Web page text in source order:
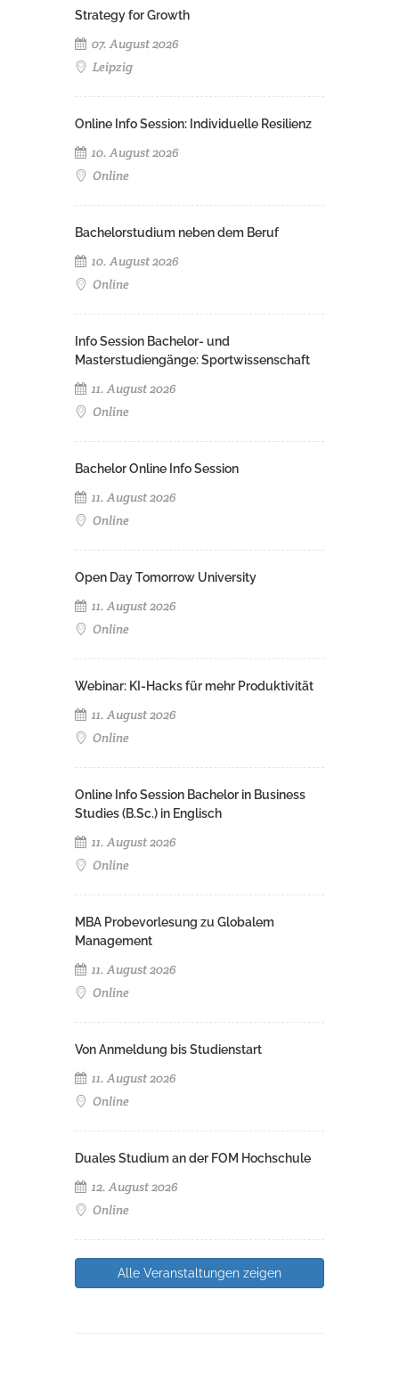
Strategy for Growth
07. August 2026
Leipzig
Online Info Session: Individuelle Resilienz
10. August 2026
Online
Bachelorstudium neben dem Beruf
10. August 2026
Online
Info Session Bachelor- und
Masterstudiengänge: Sportwissenschaft
11. August 2026
Online
Bachelor Online Info Session
11. August 2026
Online
Open Day Tomorrow University
11. August 2026
Online
Webinar: KI-Hacks für mehr Produktivität
11. August 2026
Online
Online Info Session Bachelor in Business
Studies (B.Sc.) in Englisch
11. August 2026
Online
MBA Probevorlesung zu Globalem
Management
11. August 2026
Online
Von Anmeldung bis Studienstart
11. August 2026
Online
Duales Studium an der FOM Hochschule
12. August 2026
Online
Alle Veranstaltungen zeigen